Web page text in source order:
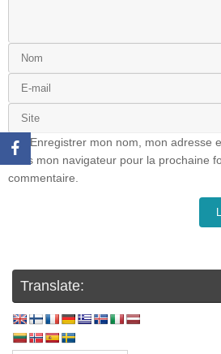
Enregistrer mon nom, mon adresse
dans mon navigateur pour la prochaine
commentaire.
Translate: